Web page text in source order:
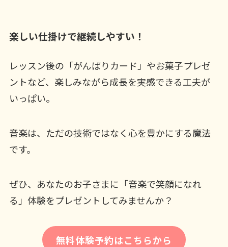
楽しい仕掛けで継続しやすい！
レッスン後の「がんばりカード」やお菓子プレゼ
ントなど、楽しみながら成長を実感できる工夫が
いっぱい。
音楽は、ただの技術ではなく心を豊かにする魔法
です。
ぜひ、あなたのお子さまに「音楽で笑顔になれ
る」体験をプレゼントしてみませんか？
無料体験予約はこちらから